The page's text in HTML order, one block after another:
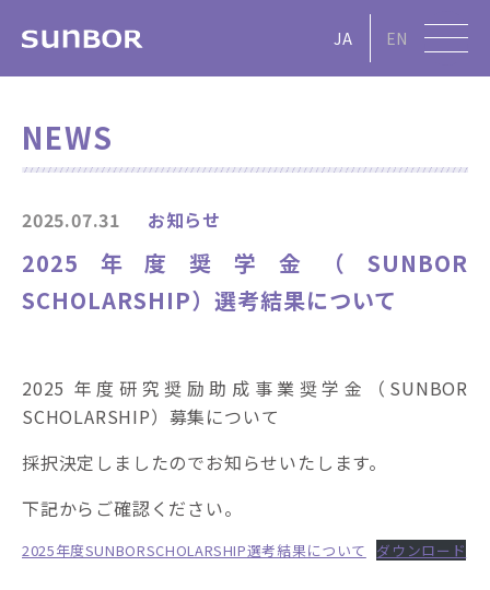
JA EN
NEWS
2025.07.31 お知らせ
2025年度奨学金（SUNBOR
SCHOLARSHIP）選考結果について
2025 年度研究奨励助成事業奨学金（SUNBOR
SCHOLARSHIP）募集について
採択決定しましたのでお知らせいたします。
下記からご確認ください。
2025年度SUNBORSCHOLARSHIP選考結果について ダウンロード